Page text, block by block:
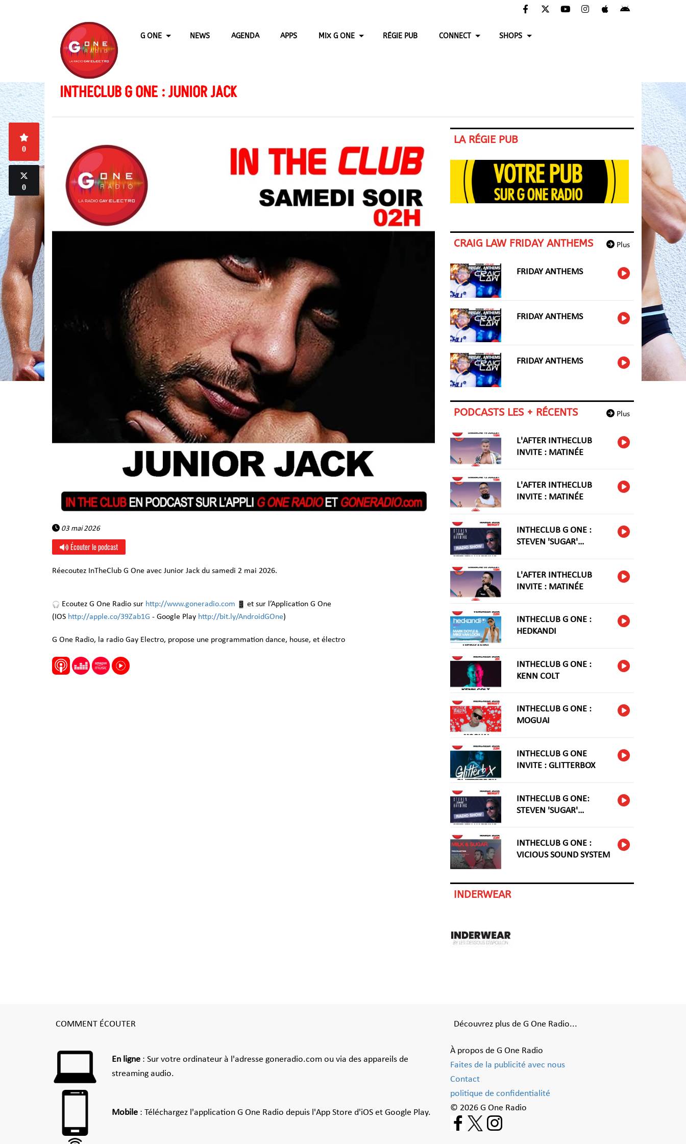
G ONE NEWS AGENDA APPS MIX G ONE RÉGIE PUB CONNECT SHOPS
INTHECLUB G ONE : JUNIOR JACK
0
0
03 mai 2026
Écouter le podcast
Réecoutez InTheClub G One avec Junior Jack du samedi 2 mai 2026.
Ecoutez G One Radio sur http://www.goneradio.com
et sur l’Application G One
(IOS http://apple.co/39Zab1G - Google Play http://bit.ly/AndroidGOne)
G One Radio, la radio Gay Electro, propose une programmation dance, house, et électro
LA RÉGIE PUB
Plus
CRAIG LAW FRIDAY ANTHEMS
FRIDAY ANTHEMS
FRIDAY ANTHEMS
FRIDAY ANTHEMS
Plus
PODCASTS LES + RÉCENTS
L'AFTER INTHECLUB
INVITE : MATINÉE
L'AFTER INTHECLUB
INVITE : MATINÉE
INTHECLUB G ONE :
STEVEN 'SUGAR'
L'AFTER INTHECLUB
INVITE : MATINÉE
INTHECLUB G ONE :
HEDKANDI
INTHECLUB G ONE :
KENN COLT
INTHECLUB G ONE :
MOGUAI
INTHECLUB G ONE
INVITE : GLITTERBOX
INTHECLUB G ONE:
STEVEN 'SUGAR'
INTHECLUB G ONE :
VICIOUS SOUND SYSTEM
INDERWEAR
COMMENT ÉCOUTER
En ligne : Sur votre ordinateur à l'adresse goneradio.com ou via des appareils de
streaming audio.
Mobile : Téléchargez l'application G One Radio depuis l'App Store d'iOS et Google Play.
Découvrez plus de G One Radio...
À propos de G One Radio
Faites de la publicité avec nous
Contact
politique de confidentialité
© 2026 G One Radio